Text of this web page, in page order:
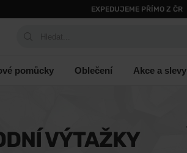
EXPEDUJEME PŘÍMO Z ČR
pomůcky Oblečení Akce a slevy
VÝTAŽKY